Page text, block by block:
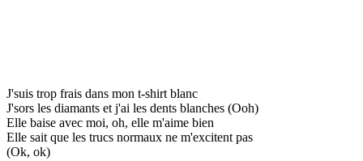
J'suis trop frais dans mon t-shirt blanc
J'sors les diamants et j'ai les dents blanches (Ooh)
Elle baise avec moi, oh, elle m'aime bien
Elle sait que les trucs normaux ne m'excitent pas
(Ok, ok)